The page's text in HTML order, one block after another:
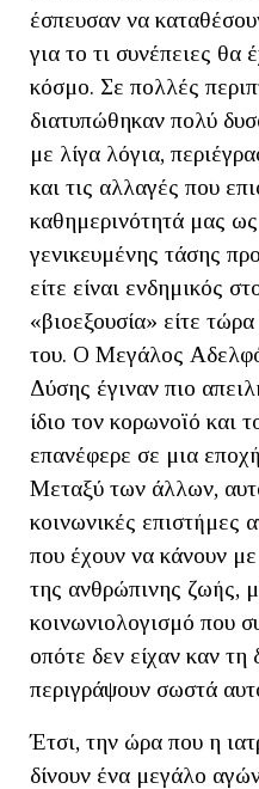
έσπευσαν να
για το τι συνέπειες θα
κόσμο. Σε πολλές
διατυπώθηκαν πολύ
με λίγα λόγια,
και τις αλλαγές που
καθημερινότητά μας
γενικευμένης τάσης
είτε είναι ενδημικός
«βιοεξουσία» είτε
του. Ο Μεγάλος
Δύσης έγιναν πιο
ίδιο τον κορωνοϊό και
επανέφερε σε μια
Μεταξύ των άλλων,
κοινωνικές επιστήμες
που έχουν να κάνουν
της ανθρώπινης ζωής,
κοινωνιολογισμό που
οπότε δεν είχαν καν τη
περιγράψουν σωστά
Έτσι, την ώρα που η
δίνουν ένα μεγάλο